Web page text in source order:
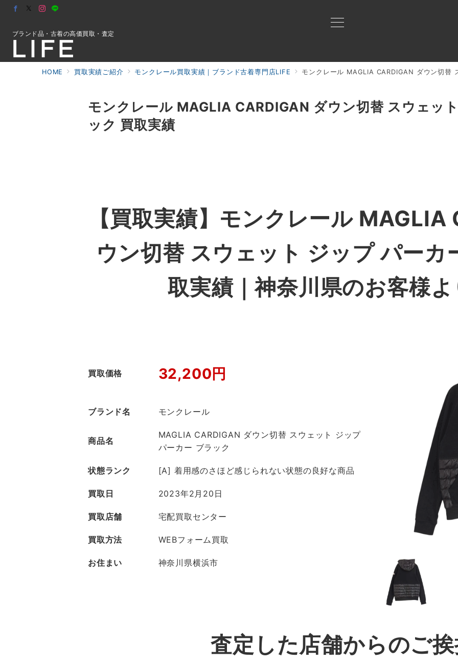
ブランド品・古着の高価買取・査定
HOME 買取実績ご紹介 モンクレール買取実績｜ブランド古着専門店LIFE モンクレール MAGLIA CARDIGAN ダウン切替
モンクレール MAGLIA CARDIGAN ダウン切替 スウェッ
ック 買取実績
【買取実績】モンクレール
ウン切替 スウェット ジップ パーカ
取実績｜神奈川県のお客様
買取価格 32,200円
ブランド名 モンクレール
商品名
MAGLIA CARDIGAN ダウン切替 スウェット ジップ
パーカー ブラック
状態ランク [A] 着用感のさほど感じられない状態の良好な商品
買取日 2023年2月20日
買取店舗 宅配買取センター
買取方法 WEBフォーム買取
お住まい 神奈川県横浜市
査定した店舗からのご